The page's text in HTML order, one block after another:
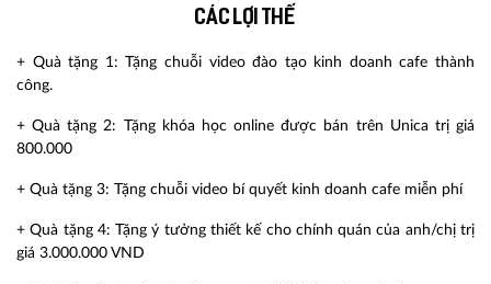
Các lợi thế
+ Quà tặng 1: Tặng chuỗi video đào tạo kinh doanh cafe thành
công.
+ Quà tặng 2: Tặng khóa học online được bán trên Unica trị giá
800.000
+ Quà tặng 3: Tặng chuỗi video bí quyết kinh doanh cafe miễn phí
+ Quà tặng 4: Tặng ý tưởng thiết kế cho chính quán của anh/chị trị
giá 3.000.000 VND